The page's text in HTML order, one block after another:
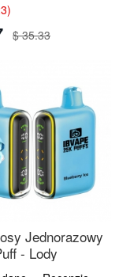
$ 35.33
Jednorazowy
- Lody
| Kremowy